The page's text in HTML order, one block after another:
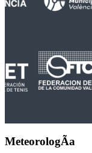
MeteorologÃ­a